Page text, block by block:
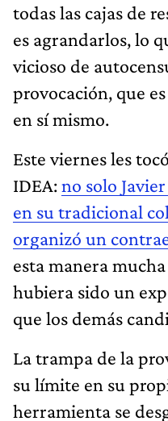
todas las cajas de
es agrandarlos, lo
vicioso de
provocación, que
en sí mismo.
Este viernes les
IDEA:no solo
en su tradicional
organizó un
esta manera
hubiera sido un
que los demás
La trampa de la
su límite en su
herramienta se